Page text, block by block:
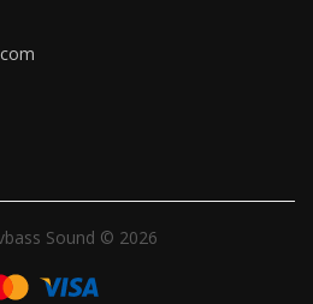
Sound © 2026